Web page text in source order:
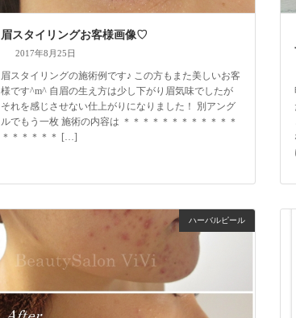
眉スタイリングお客様画像♡
2017年8月25日
眉スタイリングの施術例です♪ この方もまた美しいお客
様です^m^ 自眉の生え方は少し下がり眉気味でしたが
それを感じさせない仕上がりになりました！ 別アング
ルでもう一枚 施術の内容は ＊＊＊＊＊＊＊＊＊＊＊＊
＊＊＊＊＊＊ […]
ハーバルピール